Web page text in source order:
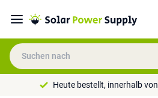
Heute bestellt, innerhalb von